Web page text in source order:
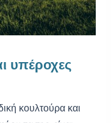
υπέροχες
κουλτούρα και